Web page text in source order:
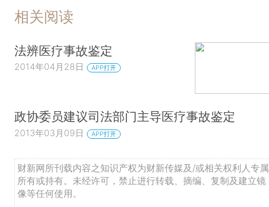
相关阅读
法辨医疗事故鉴定
2014年04月28日 APP打开
政协委员建议司法部门主导医疗事故鉴定
2013年03月09日 APP打开
财新网所刊载内容之知识产权为财新传媒及/或相关权利人专属
所有或持有。未经许可，禁止进行转载、摘编、复制及建立镜
像等任何使用。